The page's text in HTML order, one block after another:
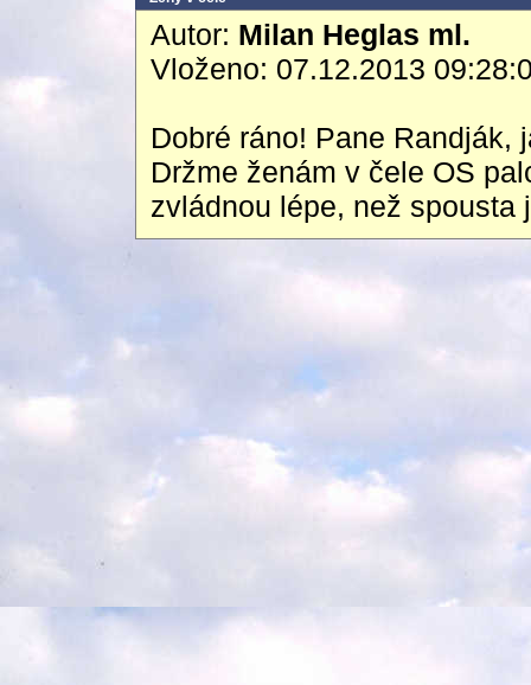
Autor: Milan Heglas ml.
Vloženo: 07.12.2013
Dobré ráno! Pane
Držme ženám v čele OS
zvládnou lépe, než spousta